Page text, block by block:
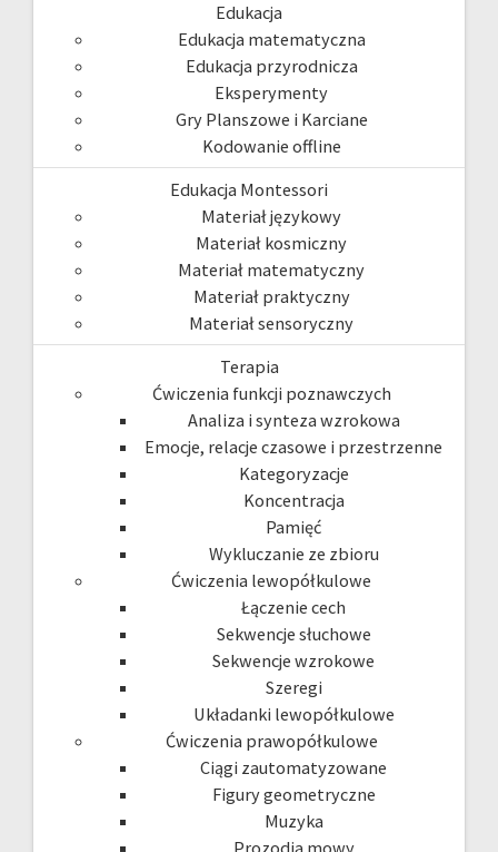
Edukacja
Edukacja matematyczna
Edukacja przyrodnicza
Eksperymenty
Gry Planszowe i Karciane
Kodowanie offline
Edukacja Montessori
Materiał językowy
Materiał kosmiczny
Materiał matematyczny
Materiał praktyczny
Materiał sensoryczny
Terapia
Ćwiczenia funkcji poznawczych
Analiza i synteza wzrokowa
Emocje, relacje czasowe i przestrzenne
Kategoryzacje
Koncentracja
Pamięć
Wykluczanie ze zbioru
Ćwiczenia lewopółkulowe
Łączenie cech
Sekwencje słuchowe
Sekwencje wzrokowe
Szeregi
Układanki lewopółkulowe
Ćwiczenia prawopółkulowe
Ciągi zautomatyzowane
Figury geometryczne
Muzyka